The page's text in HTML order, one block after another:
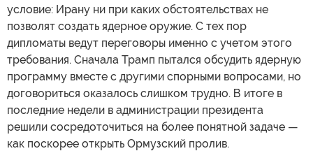
условие: Ирану ни при каких обстоятельствах не
позволят создать ядерное оружие. С тех пор
дипломаты ведут переговоры именно с учетом этого
требования. Сначала Трамп пытался обсудить ядерную
программу вместе с другими спорными вопросами, но
договориться оказалось слишком трудно. В итоге в
последние недели в администрации президента
решили сосредоточиться на более понятной задаче —
как поскорее открыть Ормузский пролив.